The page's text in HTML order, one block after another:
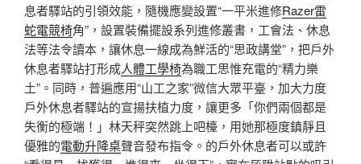
息者驛站的引領效能，隨機應變設置“一平米進修Razer雷
蛇電競椅角”，設置裝備擺設系列進修叢書，工會法、休息
法等法令讀本，讓休息一線成為鮮活的“思政講堂”，把戶外
休息者驛站打形成人體工學椅為職工思惟充電的“精力樂
土”。同時，普遍應用“山工之家”微信大眾平臺，加大力度
戶外休息者驛站的宣揚扶植力度，讓更多「你們兩個都是
失衡的極端！」林天秤突然跳上吧檯，用她那極度鎮靜且
優雅的電動升降桌聲音發布指令。的戶外休息者可以或許